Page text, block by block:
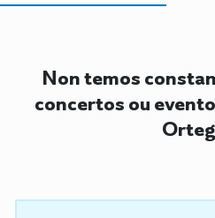
Non temos
concertos ou